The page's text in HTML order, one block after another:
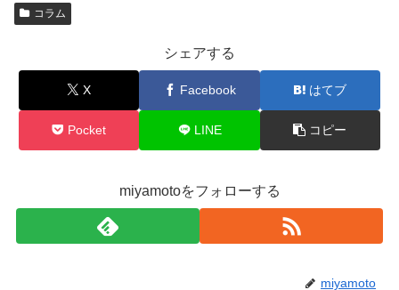
コラム
シェアする
X Facebook はてブ
Pocket LINE コピー
miyamotoをフォローする
miyamoto